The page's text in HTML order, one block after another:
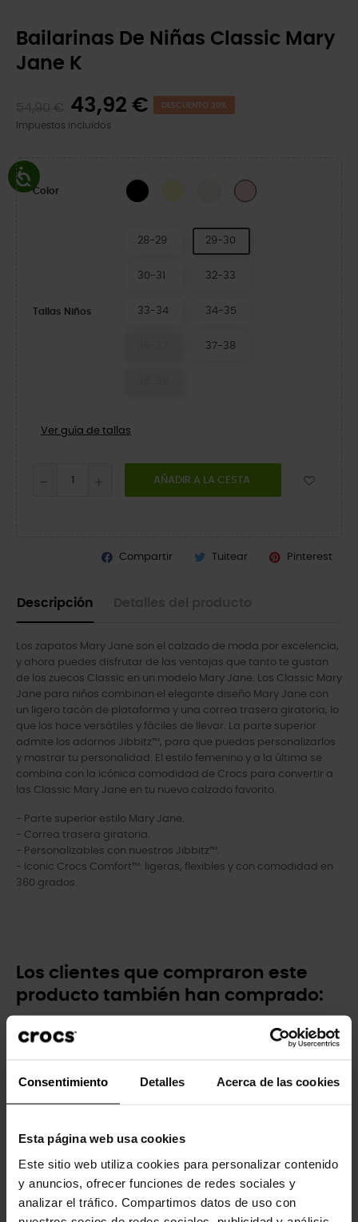
Consentimiento Detalles Acerca de las cookies
Esta página web usa cookies
Este sitio web utiliza cookies para personalizar contenido
y anuncios, ofrecer funciones de redes sociales y
analizar el tráfico. Compartimos datos de uso con
Bailarinas De Niñas Classic Mary
Jane K
43,92 € DESCUENTO 20%
Impuestos incluidos
Color Black Pink Milk
Tallas Niños
28-29 29-30
30-31 32-33
33-34 34-35
37-38
Ver guía de tallas
AÑADIR A LA CESTA
Compartir Tuitear Pinterest
Descripción
Los zapatos Mary Jane son el calzado de moda por excelencia,
y ahora puedes disfrutar de las ventajas que tanto te gustan
de los zuecos Classic en un modelo Mary Jane. Los Classic Mary
Jane para niños combinan el elegante diseño Mary Jane con
un ligero tacón de plataforma y una correa trasera giratoria, lo
que los hace versátiles y fáciles de llevar. La parte superior
admite los adornos Jibbitz™, para que puedas personalizarlos
y mostrar tu personalidad. El estilo femenino y a la última se
combina con la icónica comodidad de Crocs para convertir a
las Classic Mary Jane en tu nuevo calzado favorito.
- Parte superior estilo Mary Jane.
- Correa trasera giratoria.
- Personalizables con nuestros Jibbitz™.
- Iconic Crocs Comfort™: ligeras, flexibles y con comodidad en
360 grados.
Los clientes que compraron este
producto también han comprado:
-20%
Bailarinas de niñas Mary...
49,90 € 39,92 €
Zuecos unisex Classic U
59,90 € 47,92 €